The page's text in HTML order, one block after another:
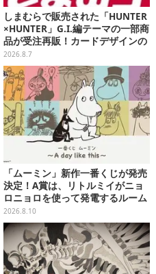
しまむらで販売された「HUNTER
×HUNTER」G.I.編テーマの一部商
品が受注再販！カードデザインの
キーホルダーや、キルアたちのセ
リフ付ソックスなど
2026.8.7
「ムーミン」新作一番くじが発売
決定！A賞は、リトルミイがニョ
ロニョロを使って発電するルーム
ライト
2026.8.10